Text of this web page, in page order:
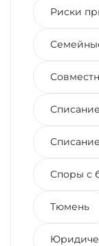
Риски
Споры с
Тюмень